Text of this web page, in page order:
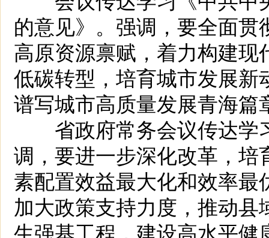
的意见》。强调，要全面
高原资源禀赋，着力构建
低碳转型，培育城市发展
谱写城市高质量发展青海篇
省政府常务会议传达学
调，要进一步深化改革，
素配置效益最大化和效率
加大政策支持力度，推动
生强基工程，建设高水平健